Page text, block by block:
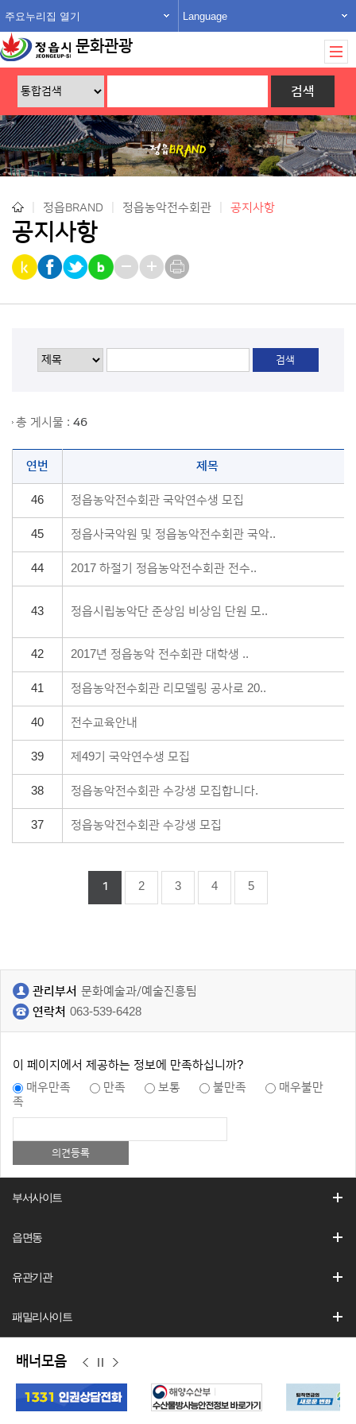
주요누리집 열기 Language
문화관광
정읍BRAND 정읍농악전수회관 공지사항
공지사항
총 게시물 : 46
연번 제목
46 정읍농악전수회관 국악연수생 모집
45 정읍사국악원 및 정읍농악전수회관 국악..
44 2017 하절기 정읍농악전수회관 전수..
43 정읍시립농악단 준상임 비상임 단원 모..
42 2017년 정읍농악 전수회관 대학생 ..
41 정읍농악전수회관 리모델링 공사로 20..
40 전수교육안내
39 제49기 국악연수생 모집
38 정읍농악전수회관 수강생 모집합니다.
37 정읍농악전수회관 수강생 모집
1 2 3 4 5
관리부서 문화예술과/예술진흥팀
연락처 063-539-6428
이 페이지에서 제공하는 정보에 만족하십니까?
매우만족
만족 보통 불만족
매우불만
족
부서사이트
읍면동
유관기관
패밀리사이트
배너모음
이
전
정
지
다
음